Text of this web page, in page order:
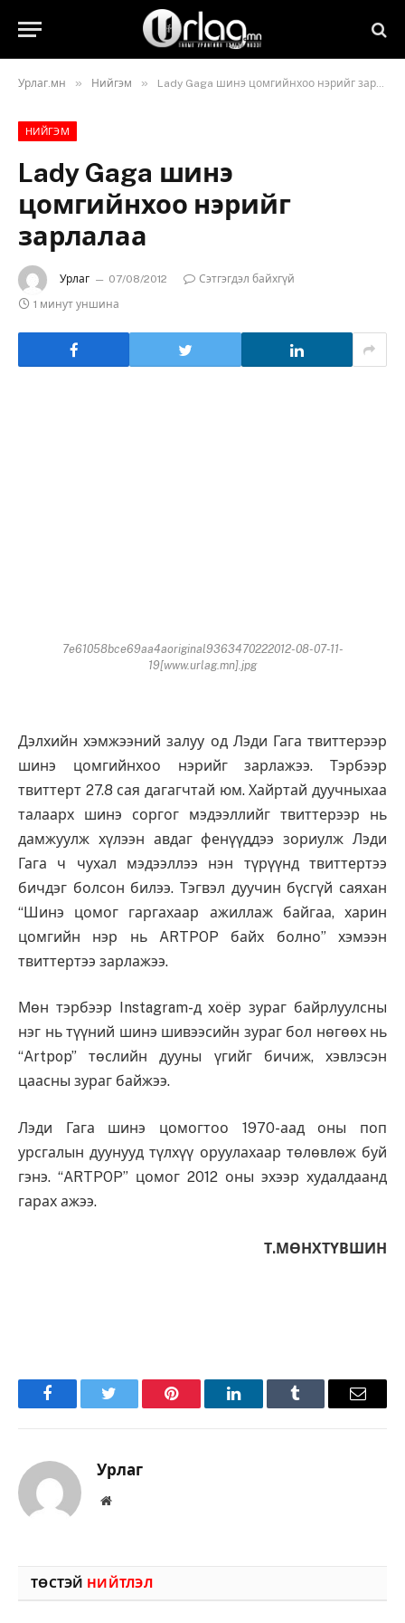
Урлаг.мн » Нийгэм » Lady Gaga шинэ цомгийнхоо нэрийг зарлалаа
НИЙГЭМ
Lady Gaga шинэ
цомгийнхоо нэрийг
зарлалаа
Урлаг 07/08/2012
Сэтгэгдэл байхгүй
1 минут уншина
7e61058bce69aa4aoriginal9363470222012-08-07-11-
19[www.urlag.mn].jpg
Дэлхийн хэмжээний залуу од Лэди Гага твиттерээр
шинэ цомгийнхоо нэрийг зарлажээ. Тэрбээр
твиттерт 27.8 сая дагагчтай юм. Хайртай дуучныхаа
талаарх шинэ соргог мэдээллийг твиттерээр нь
дамжуулж хүлээн авдаг фенүүддээ зориулж Лэди
Гага ч чухал мэдээллээ нэн түрүүнд твиттертээ
бичдэг болсон билээ. Тэгвэл дуучин бүсгүй саяхан
“Шинэ цомог гаргахаар ажиллаж байгаа, харин
цомгийн нэр нь ARTPOP байх болно” хэмээн
твиттертээ зарлажээ.
Мөн тэрбээр Instagram-д хоёр зураг байрлуулсны
нэг нь түүний шинэ шивээсийн зураг бол нөгөөх нь
“Artpop” төслийн дууны үгийг бичиж, хэвлэсэн
цаасны зураг байжээ.
Лэди Гага шинэ цомогтоо 1970-аад оны поп
урсгалын дуунууд түлхүү оруулахаар төлөвлөж буй
гэнэ. “ARTPOP” цомог 2012 оны эхээр худалдаанд
гарах ажээ.
Т.МӨНХТҮВШИН
FacebookTwitter Pinterest LinkedInTumblr Имэйл
Урлаг
Вэбсайт
ТӨСТЭЙ НИЙТЛЭЛ